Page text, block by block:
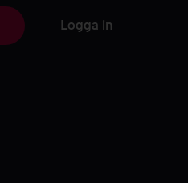
Logga in